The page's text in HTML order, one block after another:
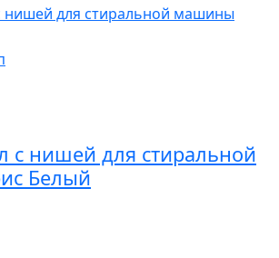
с нишей для стиральной
Белый